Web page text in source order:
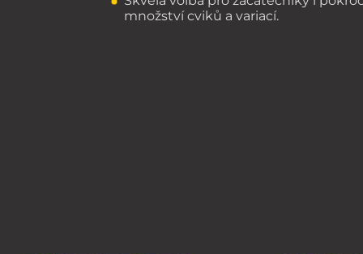
množství cviků a variací.